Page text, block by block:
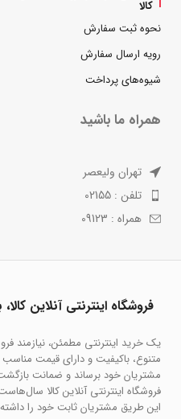
کالا
نحوه ثبت سفارش
رویه ارسال سفارش
شیوه‌های پرداخت
همراه ما باشید
تهران ولیعصر
تلفن : 02155
همراه : 09123
فروشگاه اینترنتی آنلاین
یک خرید اینترنتی مطمئن، نیازمند
متنوع، باکیفیت و دارای قیمت
مشتریان خود برساند و ضمانت
فروشگاه اینترنتی آنلاین کالا
این طریق مشتریان ثابت خود را